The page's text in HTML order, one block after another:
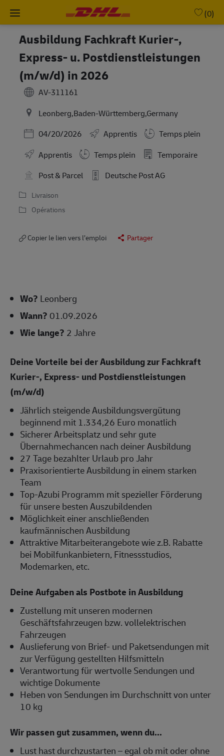
(0)
Ausbildung Fachkraft Kurier-,
Express- u. Postdienstleistungen
(m/w/d) in 2026
AV-311161
Leonberg,Baden-Württemberg,Germany
Posted Date
04/20/2026 Apprentis
Temps plein
Apprentis
Working Hours
Temps plein
Temporaire
Post & Parcel
Deutsche Post AG
Livraison
Opérations
Copier le lien vers l’emploi Partager
Wo? Leonberg
Wann? 01.09.2026
Wie lange? 2 Jahre
Deine Vorteile bei der Ausbildung zur Fachkraft
Kurier-, Express- und Postdienstleistungen
(m/w/d)
Jährlich steigende Ausbildungsvergütung
beginnend mit 1.334,26 Euro monatlich
Sicherer Arbeitsplatz und sehr gute
Übernahmechancen nach deiner Ausbildung
27 Tage bezahlter Urlaub pro Jahr
Praxisorientierte Ausbildung in einem starken
Team
Top-Azubi Programm mit spezieller Förderung
für unsere besten Auszubildenden
Möglichkeit einer anschließenden
kaufmännischen Ausbildung
Attraktive Mitarbeiterangebote wie z.B. Rabatte
bei Mobilfunkanbietern, Fitnessstudios,
Modemarken, etc.
Deine Aufgaben als Postbote in Ausbildung
Zustellung mit unseren modernen
Geschäftsfahrzeugen bzw. vollelektrischen
Fahrzeugen
Auslieferung von Brief- und Paketsendungen mit
zur Verfügung gestellten Hilfsmitteln
Verantwortung für wertvolle Sendungen und
wichtige Dokumente
Heben von Sendungen im Durchschnitt von unter
10 kg
Wir passen gut zusammen, wenn du...
Lust hast durchzustarten – egal ob mit oder ohne